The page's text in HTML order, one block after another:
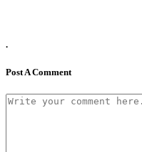
.
Post A Comment